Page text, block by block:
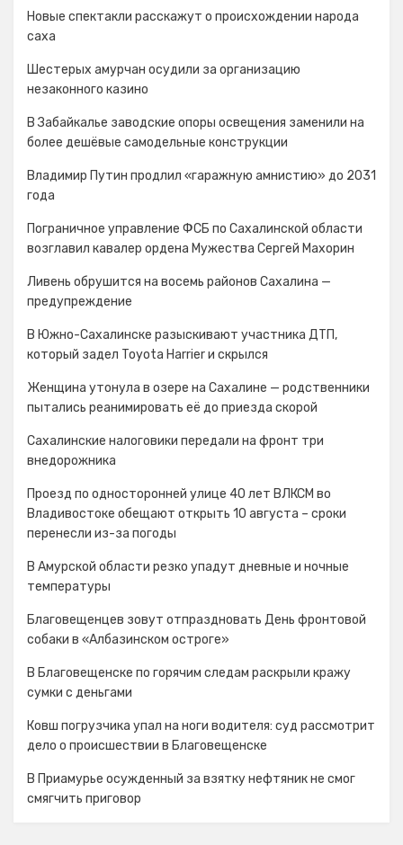
Новые спектакли расскажут о происхождении народа
cаха
Шестерых амурчан осудили за организацию
незаконного казино
В Забайкалье заводские опоры освещения заменили на
более дешёвые самодельные конструкции
Владимир Путин продлил «гаражную амнистию» до 2031
года
Пограничное управление ФСБ по Сахалинской области
возглавил кавалер ордена Мужества Сергей Махорин
Ливень обрушится на восемь районов Сахалина —
предупреждение
В Южно-Сахалинске разыскивают участника ДТП,
который задел Toyota Harrier и скрылся
Женщина утонула в озере на Сахалине — родственники
пытались реанимировать её до приезда скорой
Сахалинские налоговики передали на фронт три
внедорожника
Проезд по односторонней улице 40 лет ВЛКСМ во
Владивостоке обещают открыть 10 августа – сроки
перенесли из-за погоды
В Амурской области резко упадут дневные и ночные
температуры
Благовещенцев зовут отпраздновать День фронтовой
собаки в «Албазинском остроге»
В Благовещенске по горячим следам раскрыли кражу
сумки с деньгами
Ковш погрузчика упал на ноги водителя: суд рассмотрит
дело о происшествии в Благовещенске
В Приамурье осужденный за взятку нефтяник не смог
смягчить приговор